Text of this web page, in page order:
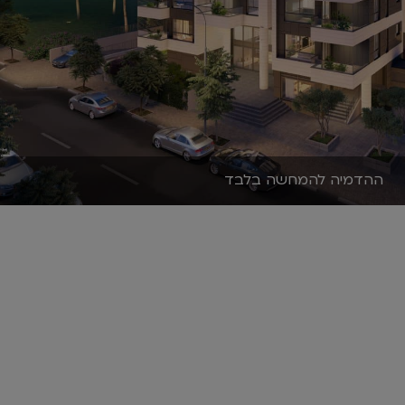
ההדמיה להמחשה בלבד